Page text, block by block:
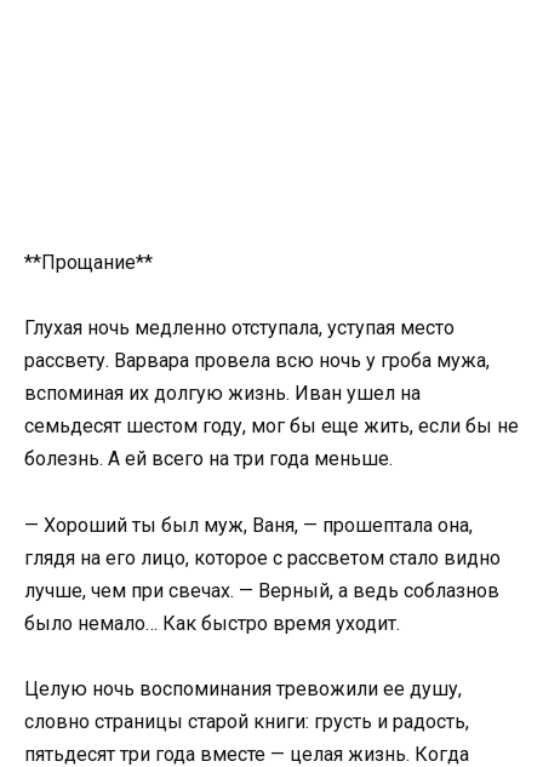
**Прощание**
Глухая ночь медленно отступала, уступая место
рассвету. Варвара провела всю ночь у гроба мужа,
вспоминая их долгую жизнь. Иван ушел на
семьдесят шестом году, мог бы еще жить, если бы не
болезнь. А ей всего на три года меньше.
— Хороший ты был муж, Ваня, — прошептала она,
глядя на его лицо, которое с рассветом стало видно
лучше, чем при свечах. — Верный, а ведь соблазнов
было немало… Как быстро время уходит.
Целую ночь воспоминания тревожили ее душу,
словно страницы старой книги: грусть и радость,
пятьдесят три года вместе — целая жизнь. Когда